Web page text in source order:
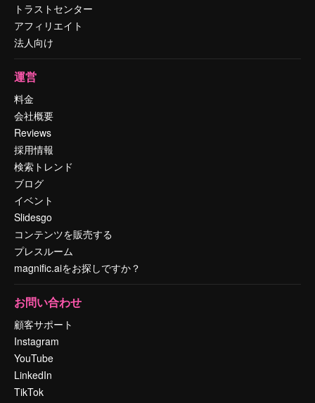
トラストセンター
アフィリエイト
法人向け
運営
料金
会社概要
Reviews
採用情報
検索トレンド
ブログ
イベント
Slidesgo
コンテンツを販売する
プレスルーム
magnific.aiをお探しですか？
お問い合わせ
顧客サポート
Instagram
YouTube
LinkedIn
TikTok